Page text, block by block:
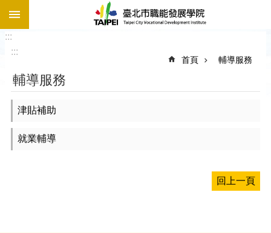
跳到主要內容區塊
:::
:::
首頁 輔導服務
輔導服務
津貼補助
就業輔導
回上一頁